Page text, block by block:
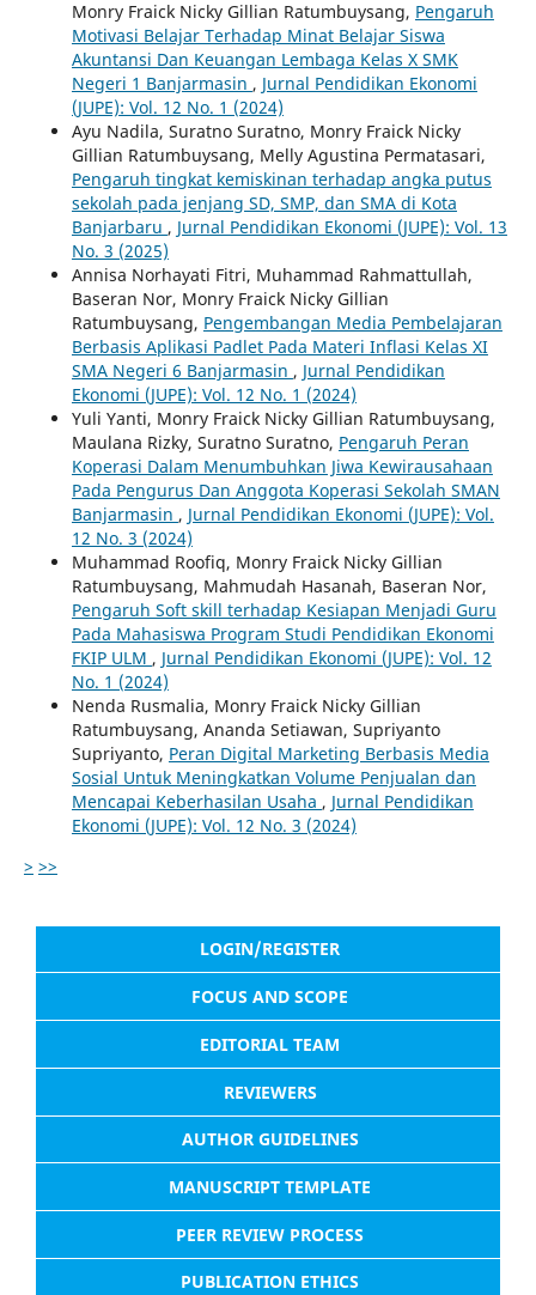
Monry Fraick Nicky Gillian Ratumbuysang, Pengaruh
Motivasi Belajar Terhadap Minat Belajar Siswa
Akuntansi Dan Keuangan Lembaga Kelas X SMK
Negeri 1 Banjarmasin , Jurnal Pendidikan Ekonomi
(JUPE): Vol. 12 No. 1 (2024)
Ayu Nadila, Suratno Suratno, Monry Fraick Nicky
Gillian Ratumbuysang, Melly Agustina Permatasari,
Pengaruh tingkat kemiskinan terhadap angka putus
sekolah pada jenjang SD, SMP, dan SMA di Kota
Banjarbaru , Jurnal Pendidikan Ekonomi (JUPE): Vol. 13
No. 3 (2025)
Annisa Norhayati Fitri, Muhammad Rahmattullah,
Baseran Nor, Monry Fraick Nicky Gillian
Ratumbuysang, Pengembangan Media Pembelajaran
Berbasis Aplikasi Padlet Pada Materi Inflasi Kelas XI
SMA Negeri 6 Banjarmasin , Jurnal Pendidikan
Ekonomi (JUPE): Vol. 12 No. 1 (2024)
Yuli Yanti, Monry Fraick Nicky Gillian Ratumbuysang,
Maulana Rizky, Suratno Suratno, Pengaruh Peran
Koperasi Dalam Menumbuhkan Jiwa Kewirausahaan
Pada Pengurus Dan Anggota Koperasi Sekolah SMAN
Banjarmasin , Jurnal Pendidikan Ekonomi (JUPE): Vol.
12 No. 3 (2024)
Muhammad Roofiq, Monry Fraick Nicky Gillian
Ratumbuysang, Mahmudah Hasanah, Baseran Nor,
Pengaruh Soft skill terhadap Kesiapan Menjadi Guru
Pada Mahasiswa Program Studi Pendidikan Ekonomi
FKIP ULM , Jurnal Pendidikan Ekonomi (JUPE): Vol. 12
No. 1 (2024)
Nenda Rusmalia, Monry Fraick Nicky Gillian
Ratumbuysang, Ananda Setiawan, Supriyanto
Supriyanto, Peran Digital Marketing Berbasis Media
Sosial Untuk Meningkatkan Volume Penjualan dan
Mencapai Keberhasilan Usaha , Jurnal Pendidikan
Ekonomi (JUPE): Vol. 12 No. 3 (2024)
> >>
LOGIN/REGISTER
FOCUS AND SCOPE
EDITORIAL TEAM
REVIEWERS
AUTHOR GUIDELINES
MANUSCRIPT TEMPLATE
PEER REVIEW PROCESS
PUBLICATION ETHICS